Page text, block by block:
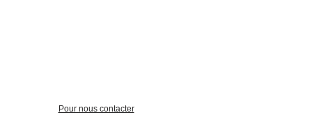
Pour nous contacter